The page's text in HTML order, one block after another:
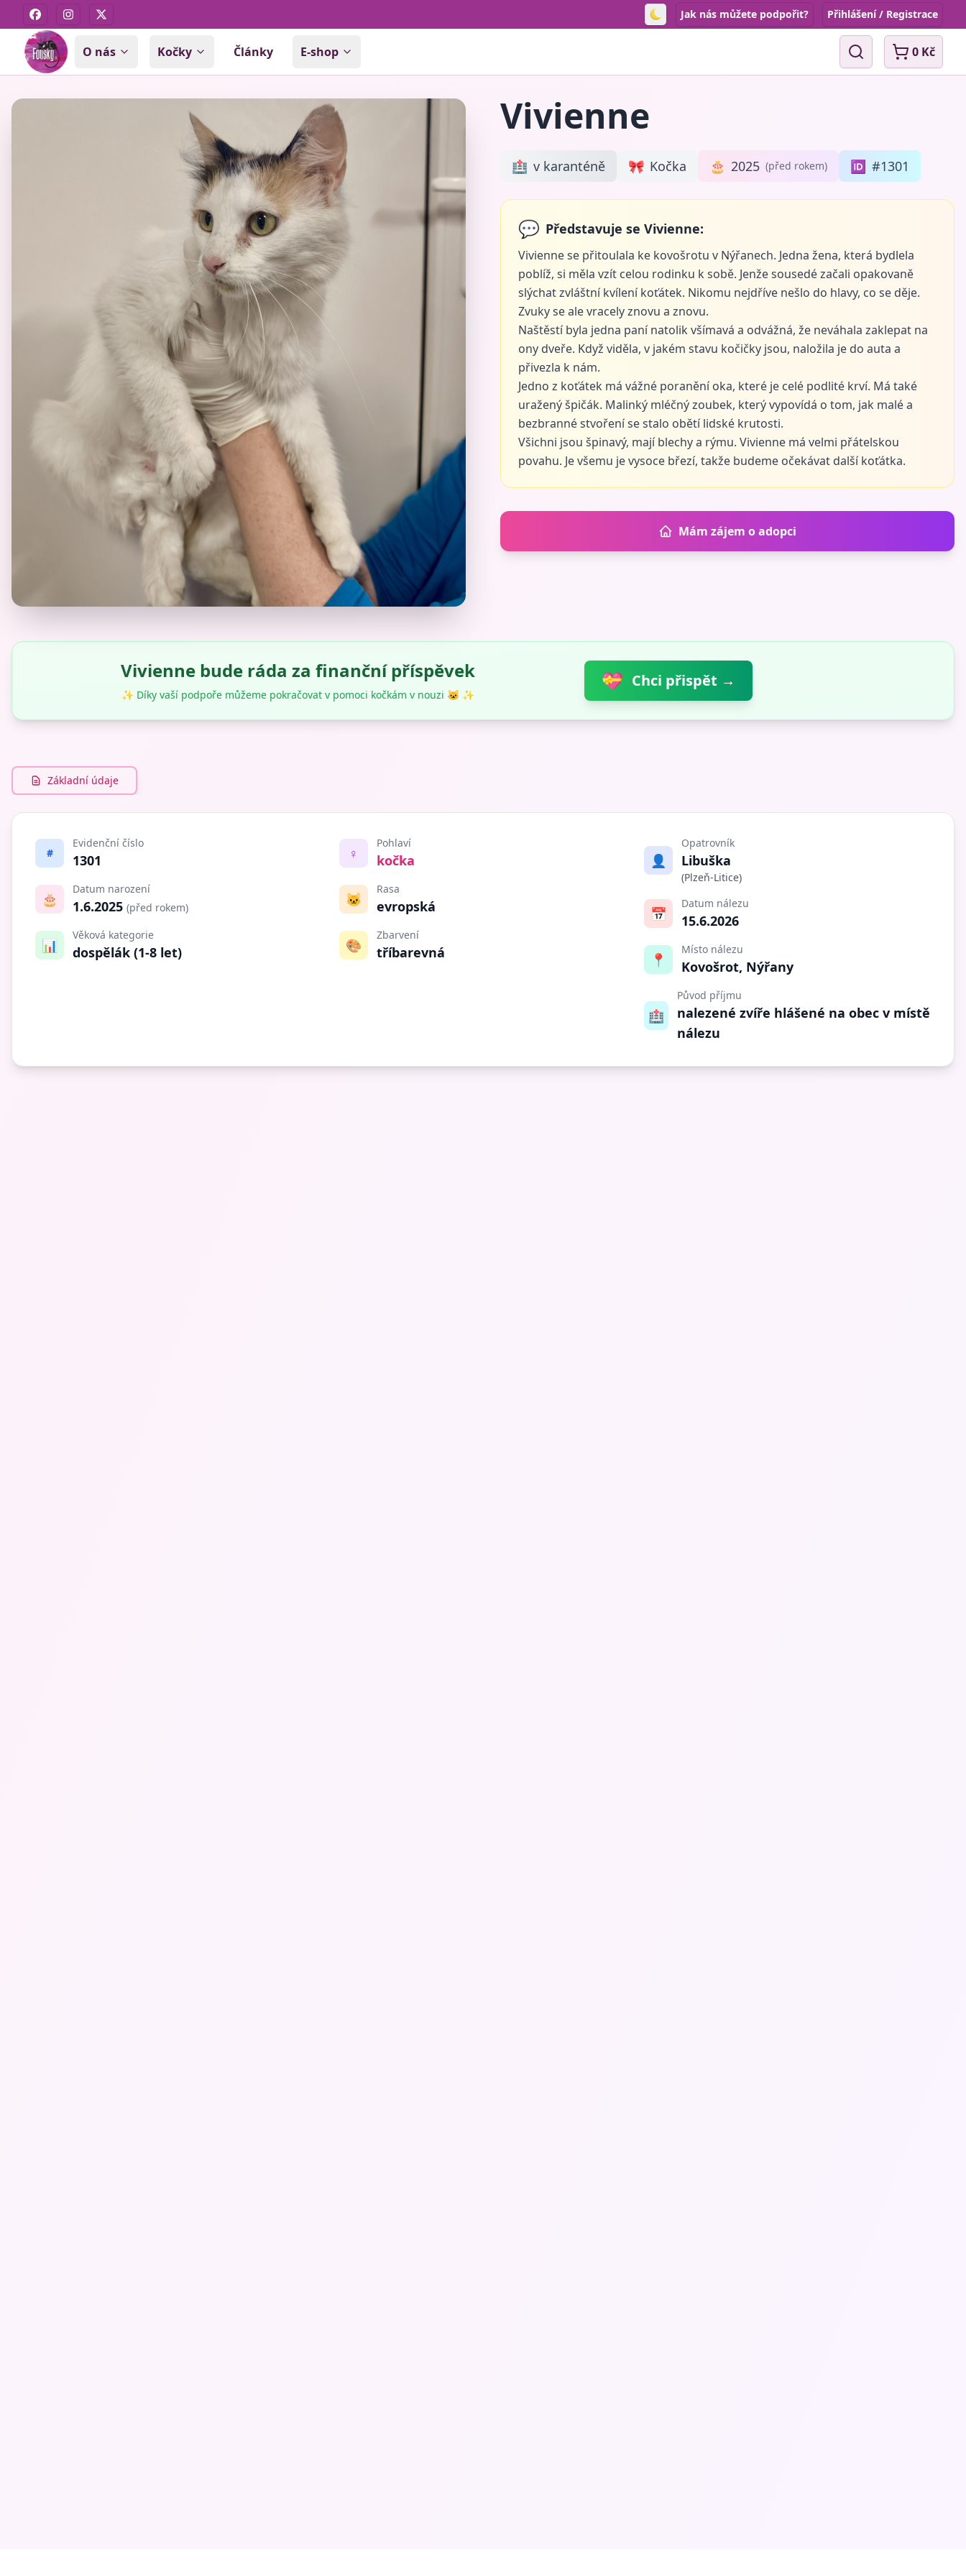
FacebookInstagram
X Toggle theme
Jak nás můžete podpořit? Přihlášení / Registrace
O nás Kočky Články E-shop Vyhledávání0 Kč
Vivienne
🏥 v karanténě 🎀 Kočka 🎂 2025 (před rokem) 🆔 #1301
💬 Představuje se Vivienne:
Vivienne se přitoulala ke kovošrotu v Nýřanech. Jedna žena, která bydlela
poblíž, si měla vzít celou rodinku k sobě. Jenže sousedé začali opakovaně
slýchat zvláštní kvílení koťátek. Nikomu nejdříve nešlo do hlavy, co se děje.
Zvuky se ale vracely znovu a znovu.
Naštěstí byla jedna paní natolik všímavá a odvážná, že neváhala zaklepat na
ony dveře. Když viděla, v jakém stavu kočičky jsou, naložila je do auta a
přivezla k nám.
Jedno z koťátek má vážné poranění oka, které je celé podlité krví. Má také
uražený špičák. Malinký mléčný zoubek, který vypovídá o tom, jak malé a
bezbranné stvoření se stalo obětí lidské krutosti.
Všichni jsou špinavý, mají blechy a rýmu. Vivienne má velmi přátelskou
povahu. Je všemu je vysoce březí, takže budeme očekávat další koťátka.
Mám zájem o adopci
Vivienne bude ráda za finanční příspěvek
✨ Díky vaší podpoře můžeme pokračovat v pomoci kočkám v nouzi 🐱 ✨
💝 Chci přispět →
Základní údaje
#
Evidenční číslo
1301
🎂
Datum narození
1.6.2025 (před rokem)
📊
Věková kategorie
dospělák (1-8 let)
♀️
Pohlaví
kočka
🐱
Rasa
evropská
🎨
Zbarvení
tříbarevná
👤
Opatrovník
Libuška
(Plzeň-Litice)
📅
Datum nálezu
15.6.2026
📍
Místo nálezu
Kovošrot, Nýřany
🏥
Původ příjmu
nalezené zvíře hlášené na obec v místě
nálezu